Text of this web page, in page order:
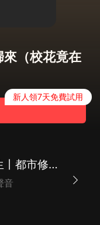
（校花竟在
新人領7天免費試用
都市不敗仙尊丨重生丨都市修仙丨熱血爽文丨玄幻丨爆更丨AI多播
音